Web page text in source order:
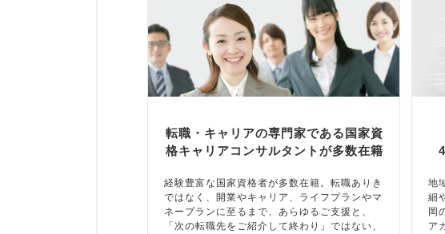
転職・キャリアの専門家である国家資
格キャリアコンサルタントが多数在籍
経験豊富な国家資格者が多数在籍。転職ありき
ではなく、開業やキャリア、ライフプランやマ
ネープランに至るまで、あらゆるご支援と、
「次の転職先をご紹介して終わり」ではない、
地
細
岡
ア